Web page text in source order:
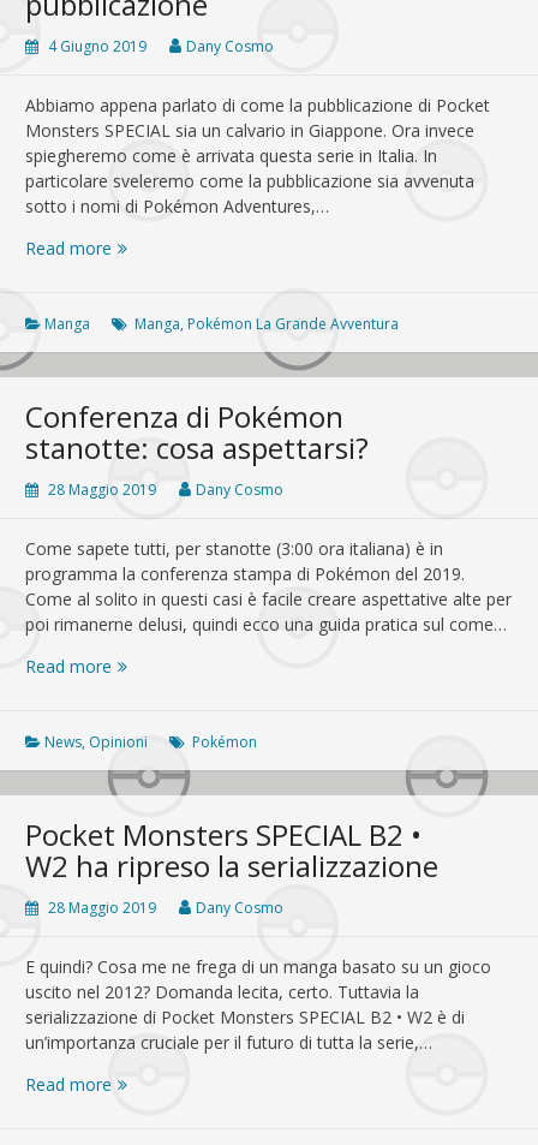
4 Giugno 2019 Dany Cosmo
Abbiamo appena parlato di come la pubblicazione di Pocket
Monsters SPECIAL sia un calvario in Giappone. Ora invece
spiegheremo come è arrivata questa serie in Italia. In
particolare sveleremo come la pubblicazione sia avvenuta
sotto i nomi di Pokémon Adventures,…
Read more Pokémon:
Avventura
–
dove
è
la
Manga Manga, Pokémon La Grande Avventura
Conferenza di Pokémon
stanotte: cosa aspettarsi?
28 Maggio 2019 Dany Cosmo
Come sapete tutti, per stanotte (3:00 ora italiana) è in
programma la conferenza stampa di Pokémon del 2019.
Come al solito in questi casi è facile creare aspettative alte per
poi rimanerne delusi, quindi ecco una guida pratica sul come…
Read more Conferenza
stanotte:
cosa
aspettarsi?
News, Opinioni Pokémon
Pocket Monsters SPECIAL B2 •
W2 ha ripreso la serializzazione
28 Maggio 2019 Dany Cosmo
E quindi? Cosa me ne frega di un manga basato su un gioco
uscito nel 2012? Domanda lecita, certo. Tuttavia la
serializzazione di Pocket Monsters SPECIAL B2 • W2 è di
un’importanza cruciale per il futuro di tutta la serie,…
Read more Pocket